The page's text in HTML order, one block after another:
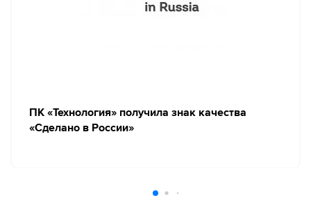
ПК «Технология» получила знак качества
«Сделано в России»